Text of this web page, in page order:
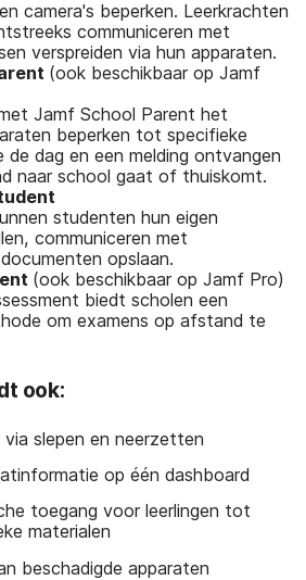
camera's beperken. Leerkrachten
communiceren met
verspreiden via hun apparaten.
(ook beschikbaar op Jamf
Jamf School Parent het
beperken tot specifieke
de dag en een melding ontvangen
naar school gaat of thuiskomt.
studenten hun eigen
communiceren met
opslaan.
(ook beschikbaar op Jamf Pro)
biedt scholen een
om examens op afstand te
ook:
via slepen en neerzetten
op één dashboard
toegang voor leerlingen tot
materialen
beschadigde apparaten